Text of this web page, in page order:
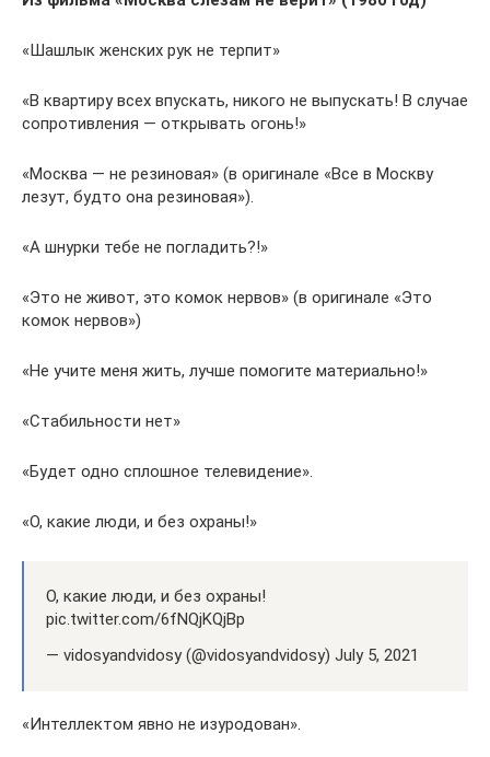
«Шашлык женских рук не терпит»
«В квартиру всех впускать, никого не выпускать! В случае
сопротивления — открывать огонь!»
«Москва — не резиновая» (в оригинале «Все в Москву
лезут, будто она резиновая»).
«А шнурки тебе не погладить?!»
«Это не живот, это комок нервов» (в оригинале «Это
комок нервов»)
«Не учите меня жить, лучше помогите материально!»
«Стабильности нет»
«Будет одно сплошное телевидение».
«О, какие люди, и без охраны!»
О, какие люди, и без охраны!
pic.twitter.com/6fNQjKQjBp
— vidosyandvidosy (@vidosyandvidosy) July 5, 2021
«Интеллектом явно не изуродован».